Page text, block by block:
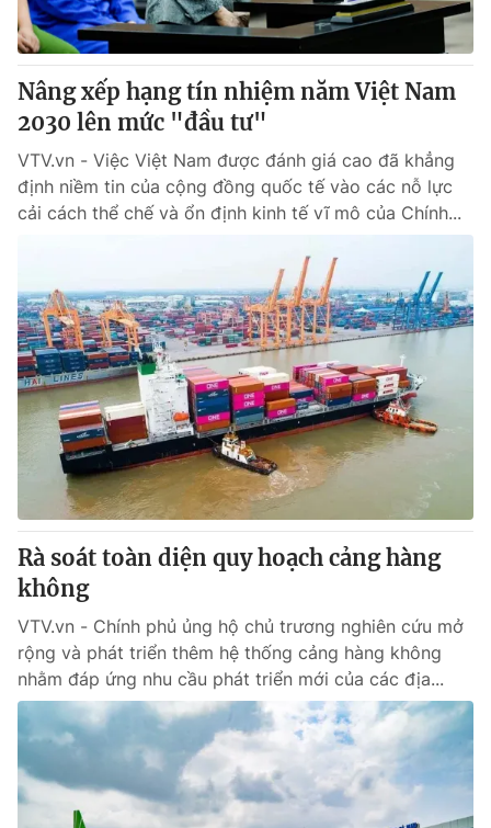
Nâng xếp hạng tín nhiệm năm Việt Nam
2030 lên mức "đầu tư"
VTV.vn - Việc Việt Nam được đánh giá cao đã khẳng
định niềm tin của cộng đồng quốc tế vào các nỗ lực
cải cách thể chế và ổn định kinh tế vĩ mô của Chính...
Rà soát toàn diện quy hoạch cảng hàng
không
VTV.vn - Chính phủ ủng hộ chủ trương nghiên cứu mở
rộng và phát triển thêm hệ thống cảng hàng không
nhằm đáp ứng nhu cầu phát triển mới của các địa...